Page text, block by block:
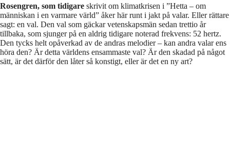
Rosengren, som tidigare skrivit om klimatkrisen i ”Hetta – om
människan i en varmare värld” åker här runt i jakt på valar. Eller rättare
sagt: en val. Den val som gäckar vetenskapsmän sedan trettio år
tillbaka, som sjunger på en aldrig tidigare noterad frekvens: 52 hertz.
Den tycks helt opåverkad av de andras melodier – kan andra valar ens
höra den? Är detta världens ensammaste val? Är den skadad på något
sätt, är det därför den låter så konstigt, eller är det en ny art?